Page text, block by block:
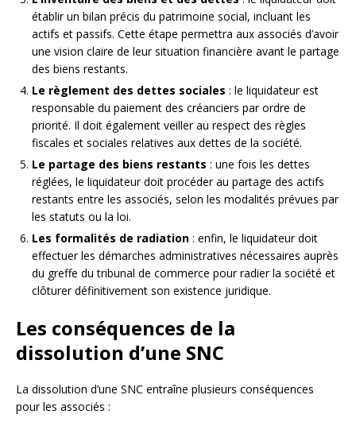
établir un bilan précis du patrimoine social, incluant les
actifs et passifs. Cette étape permettra aux associés d’avoir
une vision claire de leur situation financière avant le partage
des biens restants.
Le règlement des dettes sociales : le liquidateur est
responsable du paiement des créanciers par ordre de
priorité. Il doit également veiller au respect des règles
fiscales et sociales relatives aux dettes de la société.
Le partage des biens restants : une fois les dettes
réglées, le liquidateur doit procéder au partage des actifs
restants entre les associés, selon les modalités prévues par
les statuts ou la loi.
Les formalités de radiation : enfin, le liquidateur doit
effectuer les démarches administratives nécessaires auprès
du greffe du tribunal de commerce pour radier la société et
clôturer définitivement son existence juridique.
Les conséquences de la
dissolution d’une SNC
La dissolution d’une SNC entraîne plusieurs conséquences
pour les associés :